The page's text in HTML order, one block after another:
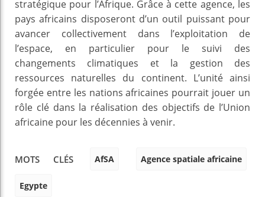
stratégique pour l’Afrique. Grâce à cette agence, les
pays africains disposeront d’un outil puissant pour
avancer collectivement dans l’exploitation de
l’espace, en particulier pour le suivi des
changements climatiques et la gestion des
ressources naturelles du continent. L’unité ainsi
forgée entre les nations africaines pourrait jouer un
rôle clé dans la réalisation des objectifs de l’Union
africaine pour les décennies à venir.
MOTS CLÉS AfSA Agence spatiale africaine
Egypte